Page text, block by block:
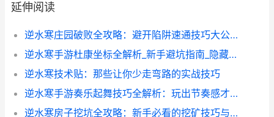
延伸阅读
逆水寒庄园破败全攻略：避开陷阱速通技巧大公开
逆水寒手游杜康坐标全解析_新手避坑指南_隐藏任务攻略
逆水寒技术贴：那些让你少走弯路的实战技巧
逆水寒手游奏乐起舞技巧全解析：玩出节奏感才是王道
逆水寒房子挖坑全攻略：新手必看的挖矿技巧与避坑指南